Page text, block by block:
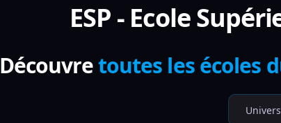
ESP - Ecole
Découvretoutes les écoles